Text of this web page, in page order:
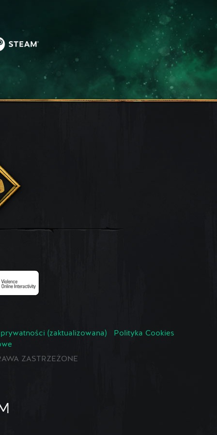
(zaktualizowana)
Polityka Cookies
ZASTRZEŻONE